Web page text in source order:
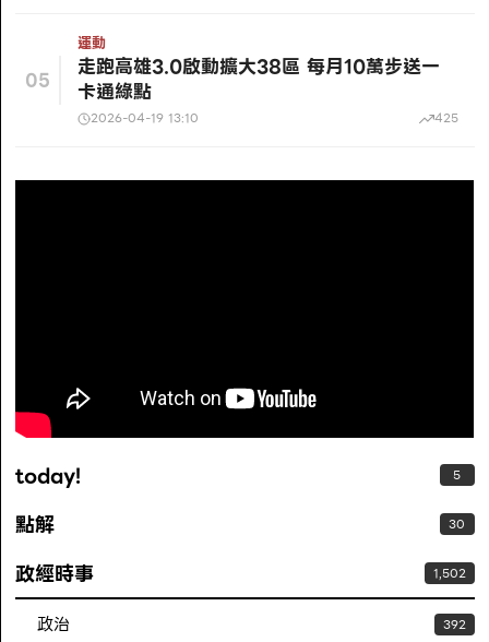
05
運動
走跑高雄3.0啟動擴大38區 每月10萬步送一
卡通綠點
2026-04-19 13:10 425
today! 5
點解 30
政經時事 1,502
政治 392